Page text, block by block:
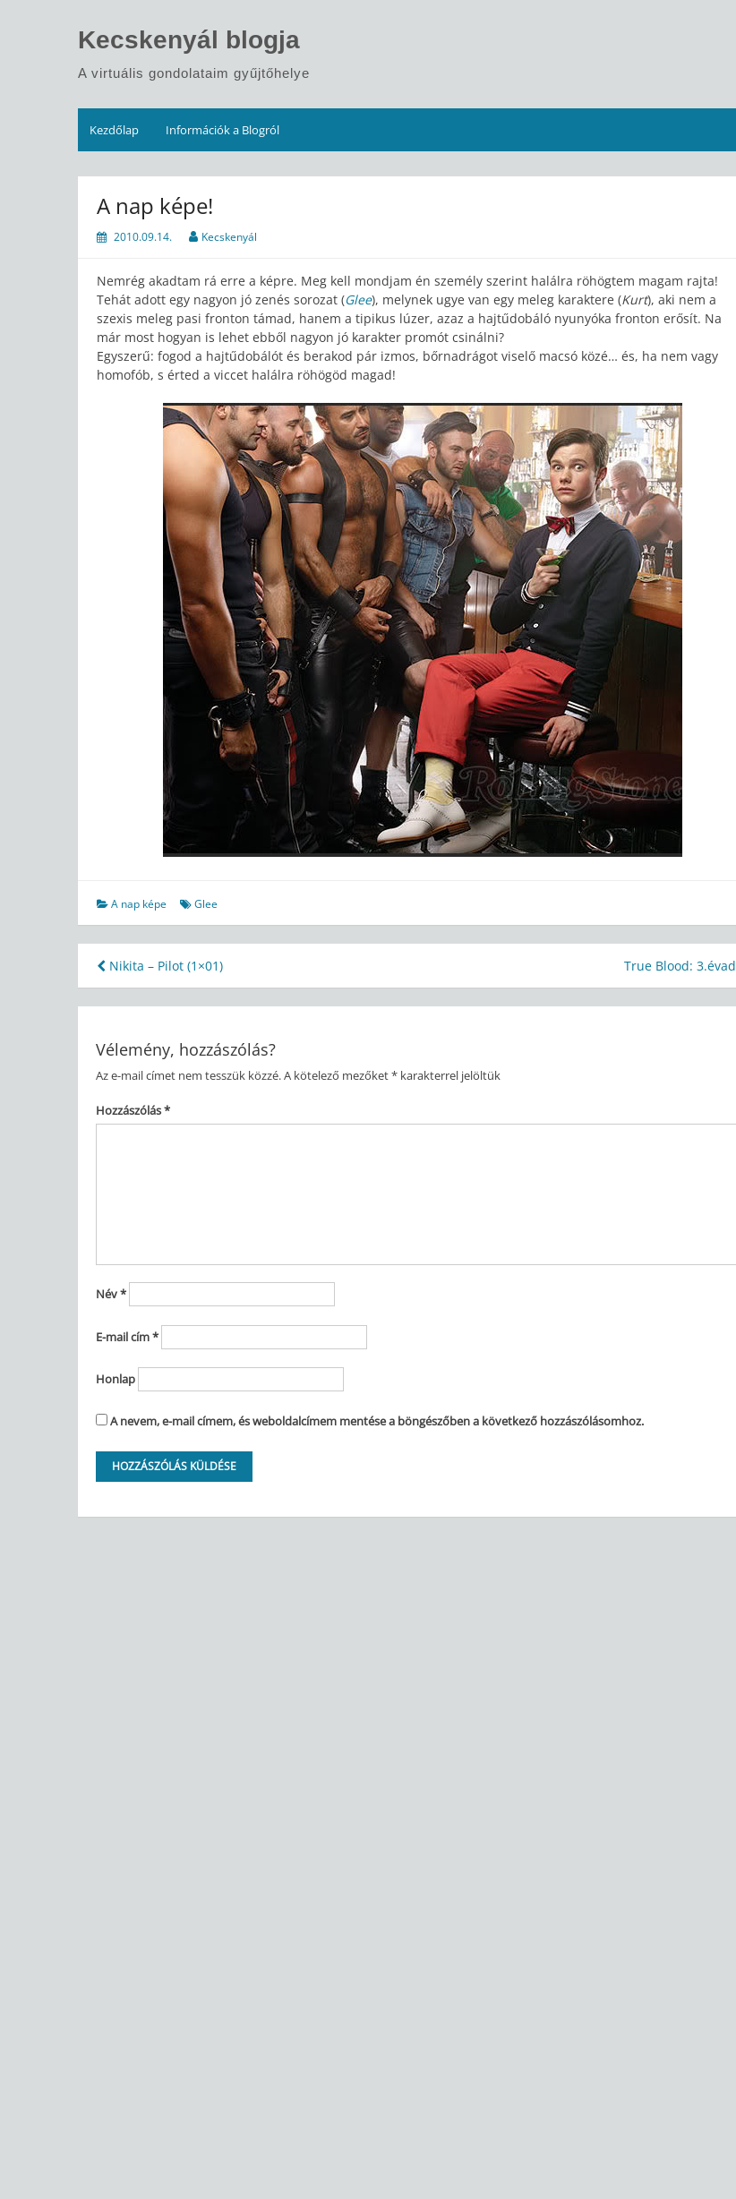
Kecskenyál blogja
A virtuális gondolataim gyűjtőhelye
Kezdőlap Információk a Blogról
A nap képe!
2010.09.14. Kecskenyál
Nemrég akadtam rá erre a képre. Meg kell mondjam én személy szerint halálra röhögtem magam rajta!
Tehát adott egy nagyon jó zenés sorozat (Glee), melynek ugye van egy meleg karaktere (Kurt), aki nem a
szexis meleg pasi fronton támad, hanem a tipikus lúzer, azaz a hajtűdobáló nyunyóka fronton erősít. Na
már most hogyan is lehet ebből nagyon jó karakter promót csinálni?
Egyszerű: fogod a hajtűdobálót és berakod pár izmos, bőrnadrágot viselő macsó közé… és, ha nem vagy
homofób, s érted a viccet halálra röhögöd magad!
A nap képe Glee
Bejegyzés
navigáció
Nikita – Pilot (1×01) True Blood: 3.évad
Vélemény, hozzászólás?
Az e-mail címet nem tesszük közzé.A kötelező mezőket*karakterrel jelöltük
Hozzászólás*
Név*
E-mail cím*
Honlap
A nevem, e-mail címem, és weboldalcímem mentése a böngészőben a következő hozzászólásomhoz.